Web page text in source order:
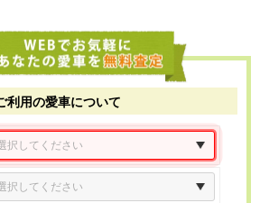
利用の愛車について